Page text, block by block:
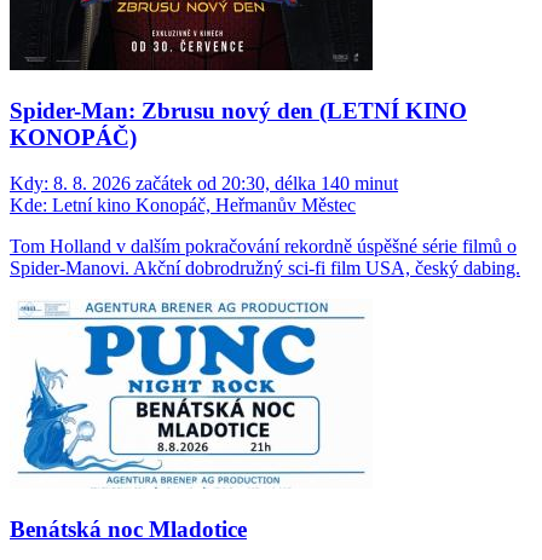
Spider-Man: Zbrusu nový den (LETNÍ KINO
KONOPÁČ)
Kdy: 8. 8. 2026 začátek od 20:30, délka 140 minut
Kde: Letní kino Konopáč, Heřmanův Městec
Tom Holland v dalším pokračování rekordně úspěšné série filmů o
Spider-Manovi. Akční dobrodružný sci-fi film USA, český dabing.
Benátská noc Mladotice